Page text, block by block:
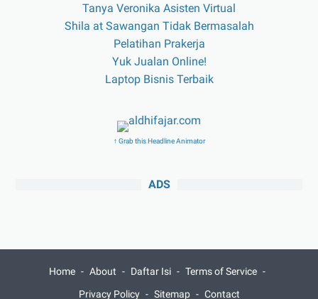
Tanya Veronika Asisten Virtual
Shila at Sawangan Tidak Bermasalah
Pelatihan Prakerja
Yuk Jualan Online!
Laptop Bisnis Terbaik
↑ Grab this Headline Animator
ADS
Home About Daftar Isi
Terms of Service
Privacy Policy
Sitemap Contact